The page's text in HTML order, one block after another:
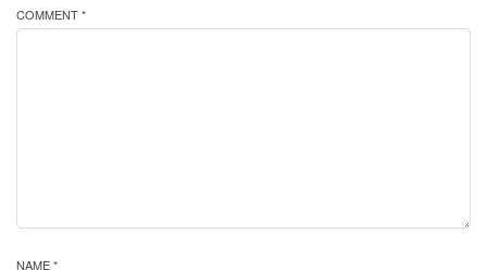
COMMENT *
NAME *